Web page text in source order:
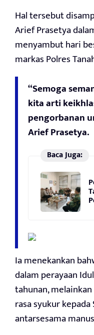
Hal tersebut
Arief Prasetya
menyambut hari
markas Polres
“Semoga
kita arti
pengorbanan
Arief Prasetya.
Baca Juga:
Ia menekankan
dalam perayaan
tahunan,
rasa syukur
antarsesama